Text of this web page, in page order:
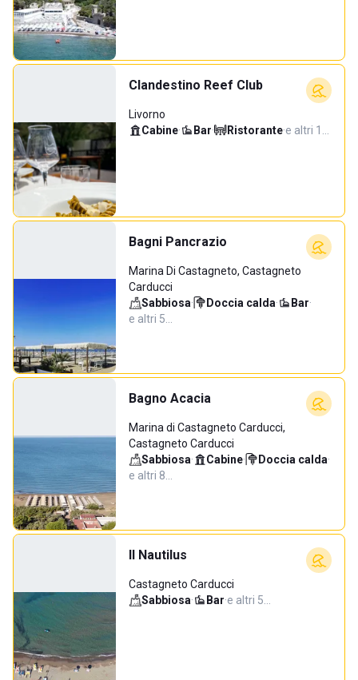
Clandestino Reef Club
Livorno
Cabine· Bar· Ristorante·e altri 1…
Bagni Pancrazio
Marina Di Castagneto, Castagneto
Carducci
Sabbiosa· Doccia calda· Bar·
e altri 5…
Bagno Acacia
Marina di Castagneto Carducci,
Castagneto Carducci
Sabbiosa· Cabine· Doccia calda·
e altri 8…
Il Nautilus
Castagneto Carducci
Sabbiosa· Bar·e altri 5…